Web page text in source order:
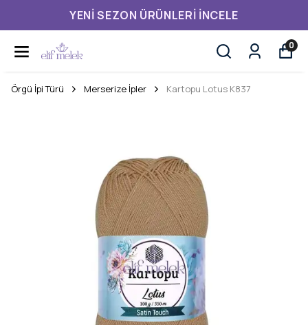
YENI SEZON ÜRÜNLERI İNCELE
0
Örgü İpi Türü Merserize İpler Kartopu Lotus K837